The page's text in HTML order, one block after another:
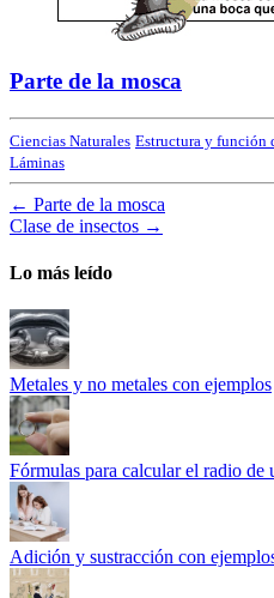
Parte de la mosca
Ciencias Naturales Estructura y función
Láminas
← Parte de la mosca
Clase de insectos →
Lo más leído
Metales y no metales con ejemplos
Fórmulas para calcular el radio de
Adición y sustracción con